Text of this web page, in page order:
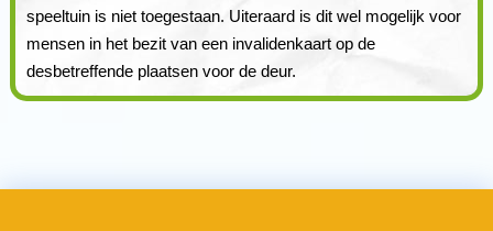
speeltuin is niet toegestaan. Uiteraard is dit wel mogelijk voor
mensen in het bezit van een invalidenkaart op de
desbetreffende plaatsen voor de deur.